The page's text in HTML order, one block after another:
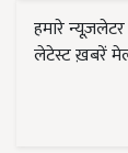
हमारे
लेटेस्ट ख़बरें